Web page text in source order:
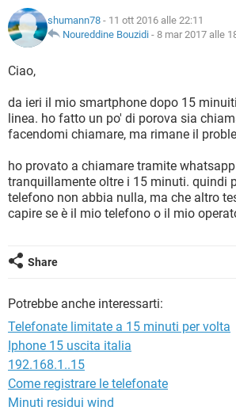
HARDWARE
INSTAGRAM
TIKTOK
iOS WINDOWS
INSTAGRAM
TIKTOK
HARDWARE
COVID-19
INTRATTENIMENTO ANDROID
TIKTOK
HARDWARE
GLOSSARIO
COVID-19
INTRATTENIMENTO
iOS
INSTAGRAM WHATSAPP
HARDWARE
shumann78 - 11 ott 2016 alle 22:11
Noureddine Bouzidi - 8 mar 2017 alle
Ciao,
da ieri il mio smartphone dopo 15
linea. ho fatto un po' di porova sia
facendomi chiamare, ma rimane il
ho provato a chiamare tramite
tranquillamente oltre i 15 minuti. quindi
telefono non abbia nulla, ma che altro
capire se è il mio telefono o il mio
Share
Potrebbe anche interessarti:
Telefonate limitate a 15 minuti per volta
Iphone 15 uscita italia
192.168.1..15
Come registrare le telefonate
Minuti residui wind